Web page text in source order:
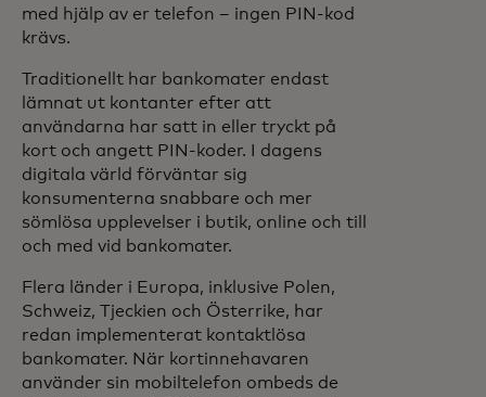
med hjälp av er telefon – ingen PIN-kod
krävs.
Traditionellt har bankomater endast
lämnat ut kontanter efter att
användarna har satt in eller tryckt på
kort och angett PIN-koder. I dagens
digitala värld förväntar sig
konsumenterna snabbare och mer
sömlösa upplevelser i butik, online och till
och med vid bankomater.
Flera länder i Europa, inklusive Polen,
Schweiz, Tjeckien och Österrike, har
redan implementerat kontaktlösa
bankomater. När kortinnehavaren
använder sin mobiltelefon ombeds de